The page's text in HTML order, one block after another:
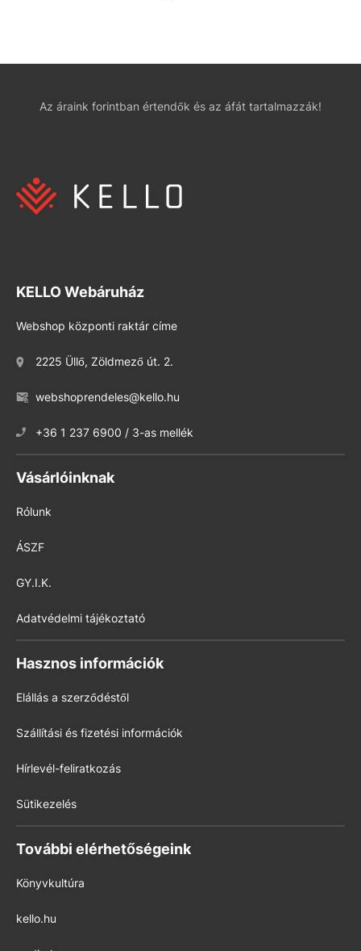
Az áraink forintban értendők és az áfát tartalmazzák!
KELLO Webáruház
Webshop központi raktár címe
2225 Üllő, Zöldmező út. 2.
webshoprendeles@kello.hu
+36 1 237 6900 / 3-as mellék
Vásárlóinknak
Rólunk
ÁSZF
GY.I.K.
Adatvédelmi tájékoztató
Hasznos információk
Elállás a szerződéstől
Szállítási és fizetési információk
Hírlevél-feliratkozás
Sütikezelés
További elérhetőségeink
Könyvkultúra
kello.hu